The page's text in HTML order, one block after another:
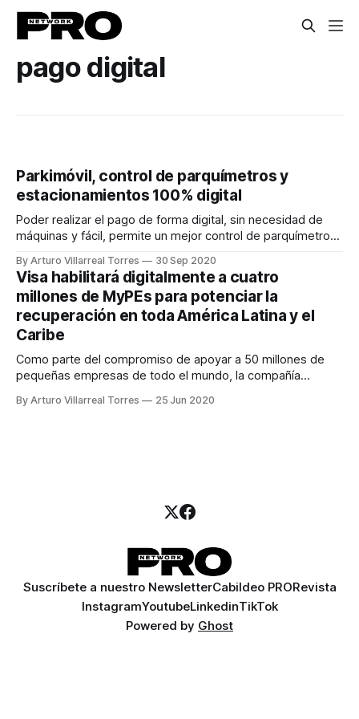
pago digital
Parkimóvil, control de parquímetros y
estacionamientos 100% digital
Poder realizar el pago de forma digital, sin necesidad de
máquinas y fácil, permite un mejor control de parquímetros
By Arturo Villarreal Torres 30 Sep 2020
Visa habilitará digitalmente a cuatro
millones de MyPEs para potenciar la
recuperación en toda América Latina y el
Caribe
Como parte del compromiso de apoyar a 50 millones de
pequeñas empresas de todo el mundo, la compañía
incentivos para consumidores locales y establece el nuevo
By Arturo Villarreal Torres 25 Jun 2020
Suscríbete a nuestro NewsletterCabildeo PRORevista
InstagramYoutubeLinkedinTikTok
Powered by Ghost